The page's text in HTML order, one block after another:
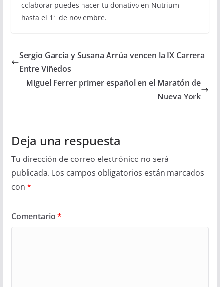
colaborar puedes hacer tu donativo en Nutrium
hasta el 11 de noviembre.
Sergio García y Susana Arrúa vencen la IX Carrera
Entre Viñedos
Miguel Ferrer primer español en el Maratón de
Nueva York
Deja una respuesta
Tu dirección de correo electrónico no será
publicada. Los campos obligatorios están marcados
con *
Comentario *